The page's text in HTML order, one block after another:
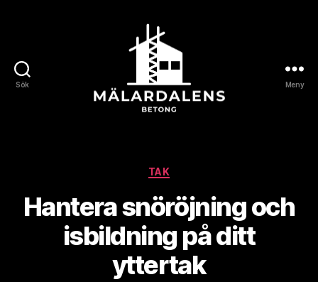
Sök Meny
Kategorier
TAK
Hantera snöröjning och
isbildning på ditt
yttertak